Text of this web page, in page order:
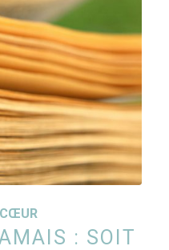
: SOIT